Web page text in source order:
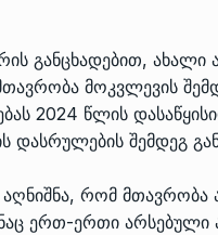
განცხადებით,
მოკვლევის
2024 წლის
დასრულების შემდეგ
რომ მთავრობა
ერთ-ერთი
თბილისის
სახელობის
ბალეტის…